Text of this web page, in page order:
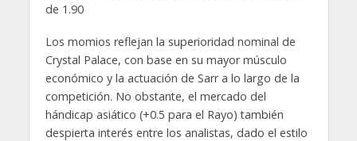
de 1.90
Los momios reflejan la superioridad nominal de
Crystal Palace, con base en su mayor músculo
económico y la actuación de Sarr a lo largo de la
competición. No obstante, el mercado del
hándicap asiático (+0.5 para el Rayo) también
despierta interés entre los analistas, dado el estilo